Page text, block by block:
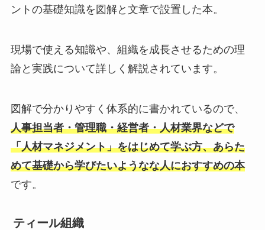
ントの基礎知識を図解と文章で設置した本。
現場で使える知識や、組織を成長させるための理
論と実践について詳しく解説されています。
図解で分かりやすく体系的に書かれているので、
人事担当者・管理職・経営者・人材業界などで
「人材マネジメント」をはじめて学ぶ方、あらた
めて基礎から学びたいようなな人におすすめの本
です。
ティール組織